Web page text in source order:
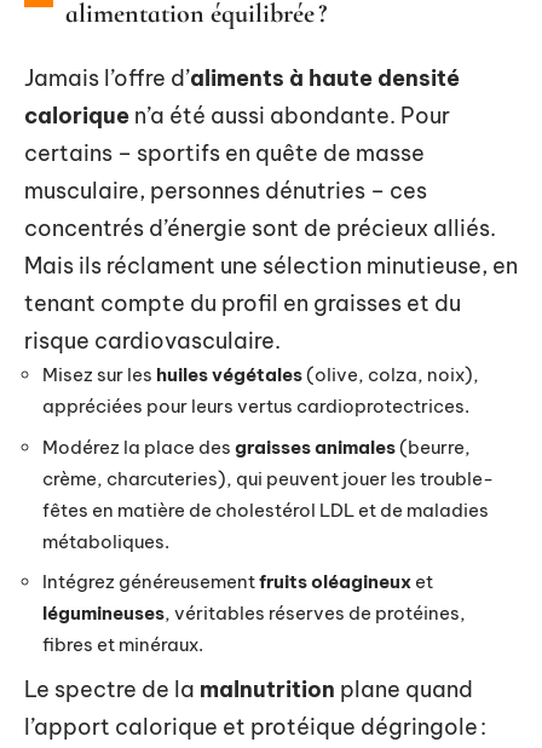
alimentation équilibrée ?
Jamais l’offre d’aliments à haute densité
calorique n’a été aussi abondante. Pour
certains – sportifs en quête de masse
musculaire, personnes dénutries – ces
concentrés d’énergie sont de précieux alliés.
Mais ils réclament une sélection minutieuse, en
tenant compte du profil en graisses et du
risque cardiovasculaire.
Misez sur les huiles végétales(olive, colza, noix),
appréciées pour leurs vertus cardioprotectrices.
Modérez la place des graisses animales(beurre,
crème, charcuteries), qui peuvent jouer les trouble-
fêtes en matière de cholestérol LDL et de maladies
métaboliques.
Intégrez généreusementfruits oléagineux et
légumineuses, véritables réserves de protéines,
fibres et minéraux.
Le spectre de la malnutrition plane quand
l’apport calorique et protéique dégringole :